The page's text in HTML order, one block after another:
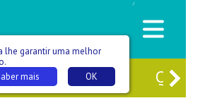
/
15 TER 16 QUA
lhe garantir uma melhor
OK
mais